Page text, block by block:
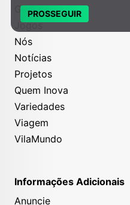
Grana
Jogos
Nós
Notícias
Projetos
Quem Inova
Variedades
Viagem
VilaMundo
Informações Adicionais
Anuncie
PROSSEGUIR